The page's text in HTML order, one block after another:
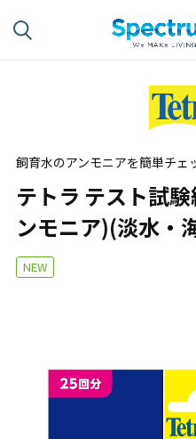
飼育水のアンモニアを簡単チェ
テトラ テスト試
ンモニア)(淡水・
NEW